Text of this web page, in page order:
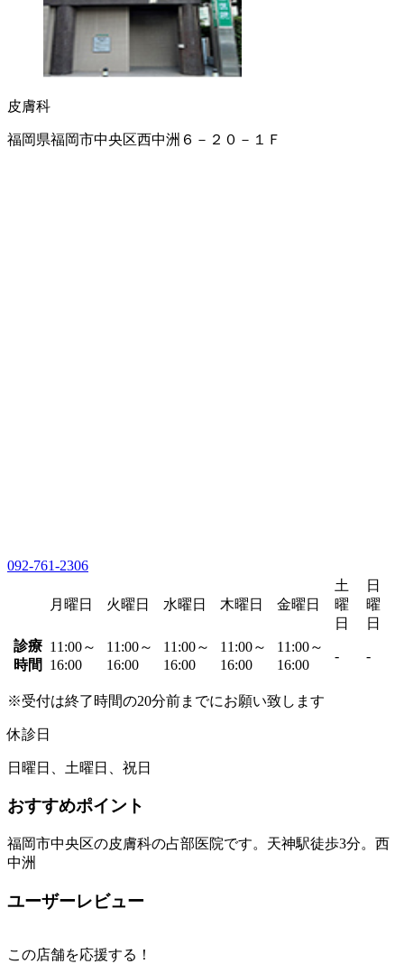
皮膚科
福岡県福岡市中央区西中洲６－２０－１Ｆ
092-761-2306
月曜日 火曜日 水曜日 木曜日 金曜日
土
曜
日
日
曜
日
診療
時間
11:00～
16:00
11:00～
16:00
11:00～
16:00
11:00～
16:00
11:00～
16:00
- -
※受付は終了時間の20分前までにお願い致します
休診日
日曜日、土曜日、祝日
おすすめポイント
福岡市中央区の皮膚科の占部医院です。天神駅徒歩3分。西
中洲
ユーザーレビュー
この店舗を応援する！